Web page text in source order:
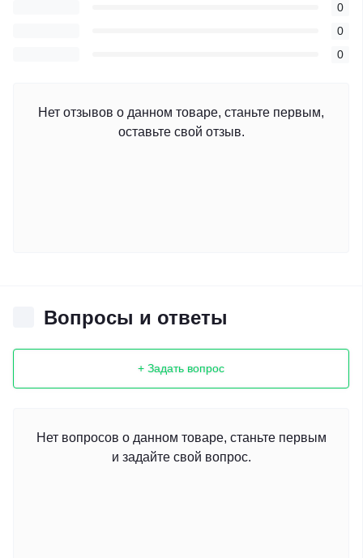
0
0
0
Нет отзывов о данном товаре, станьте первым,
оставьте свой отзыв.
Вопросы и ответы
+ Задать вопрос
Нет вопросов о данном товаре, станьте первым
и задайте свой вопрос.